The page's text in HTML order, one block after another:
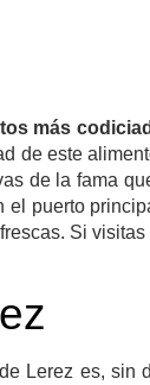
más
de este
de la fama
puerto
Si
Lerez es, sin